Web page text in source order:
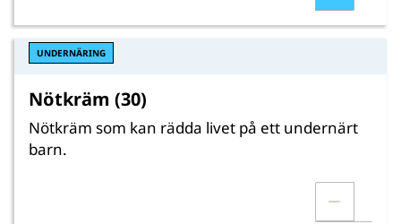
UNDERNÄRING
Nötkräm (30)
Nötkräm som kan rädda livet på ett undernärt
barn.